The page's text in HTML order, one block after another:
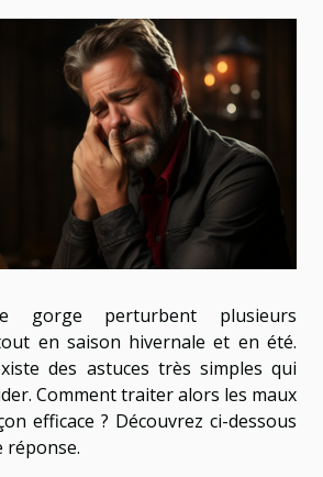
gorge perturbent plusieurs
en saison hivernale et en été.
des astuces très simples qui
Comment traiter alors les maux
efficace ? Découvrez ci-dessous
réponse.